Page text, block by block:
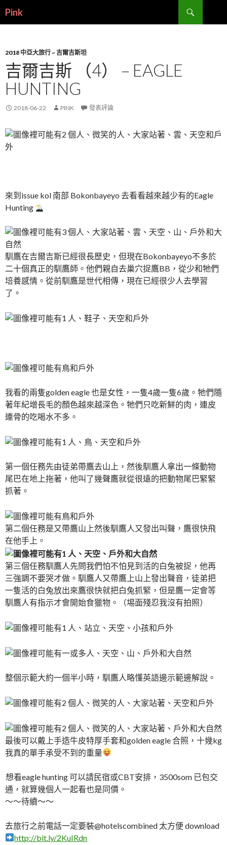
Pink
尋
容
2018 中亞大旅行 ~ 吉爾吉斯坦
吉爾吉斯 （4） – EAGLE
HUNTING
2018-06-22 PINK 發表評論
來到issue kol 南部 Bokonbayeyo 去看看越來越少有的Eagle
Hunting
馴鷹在吉爾吉斯已經很長歷史， 但現在Bokonbayeyo不多於
二十個真正的馴鷹師。 他們親自去巢穴捉鷹BB，從少和牠們
培養感情。 從前馴鷹是世代相傳，現在已經很少人去學習
了。
我看的兩隻golden eagle 也是女性，一隻4歲一隻6歲。 牠們隨
著年紀增長毛的顏色越來越深色。牠們只吃新鮮的肉， 連皮
連骨的吃喝水不多。
第一個任務先由徒弟帶鷹去山上， 然後馴鷹人拿出一條動物
尾巴在地上拖著， 他叫了幾聲鷹就從很遠的把動物尾巴緊緊
抓著。
第二個任務是又帶鷹山上然後馴鷹人又發出叫聲， 鷹很快飛
在他手上。
第三個任務馴鷹人先問我們怕不怕見到活的白兔被捉， 他再
三強調不要哭才做。馴鷹人又帶鷹上山上發出聲音， 徒弟把
一隻活的白兔放出來鷹很快就把白兔抓緊， 但是鷹一定會等
馴鷹人有指示才會開始食獵物。（埸面殘忍我沒有拍照）
整個示範大約一個半小時，馴鷹人略懂英語邊示範邊解說。
最後可以戴上手造牛皮特厚手套和golden eagle 合照，十幾kg
我真的單手承受不到的重量
想看eagle hunting 可以請民宿或CBT安排，3500som 已包交
通，就算幾個人一起看也是同價。
～～待續～～
去旅行之前電話一定要裝@hotelscombined 太方便 download
http://bit.ly/2KuIRdn